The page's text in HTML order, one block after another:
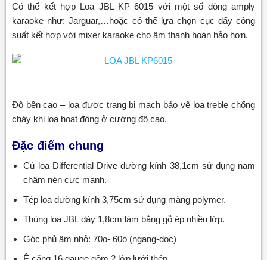
Có thể kết hợp Loa JBL KP 6015 với một số dòng amply
karaoke như: Jarguar,…hoặc có thể lựa chọn cục đẩy công
suất kết hợp với mixer karaoke cho âm thanh hoàn hảo hơn.
Độ bền cao – loa được trang bị mạch bảo vệ loa treble chống
cháy khi loa hoạt động ở cường độ cao.
Đặc điểm chung
Củ loa Differential Drive đường kính 38,1cm sử dụng nam
châm nén cực mạnh.
Tép loa đường kính 3,75cm sử dụng màng polymer.
Thùng loa JBL dày 1,8cm làm bằng gỗ ép nhiều lớp.
Góc phủ âm nhỏ: 70o- 60o (ngang-dọc)